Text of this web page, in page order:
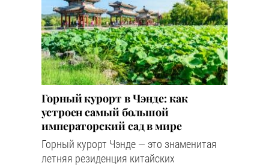
Горный курорт в Чэнде: как
устроен самый большой
императорский сад в мире
Горный курорт Чэнде — это знаменитая
летняя резиденция китайских